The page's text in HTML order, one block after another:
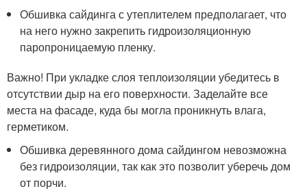
Обшивка сайдинга с утеплителем предполагает, что
на него нужно закрепить гидроизоляционную
паропроницаемую пленку.
Важно! При укладке слоя теплоизоляции убедитесь в
отсутствии дыр на его поверхности. Заделайте все
места на фасаде, куда бы могла проникнуть влага,
герметиком.
Обшивка деревянного дома сайдингом невозможна
без гидроизоляции, так как это позволит уберечь дом
от порчи.